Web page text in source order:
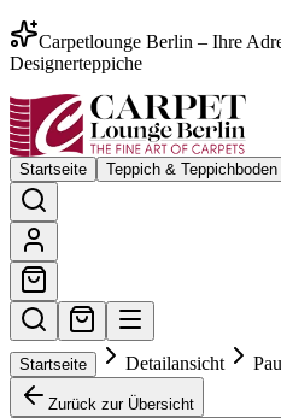
Carpetlounge Berlin – Ihre
Designerteppiche
Startseite Teppich & Teppichboden
Startseite Detailansicht
Zurück zur Übersicht